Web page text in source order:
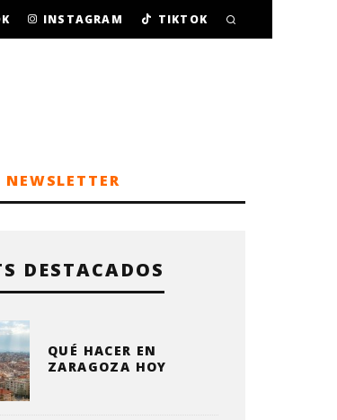
INSTAGRAM TIKTOK
NEWSLETTER
DESTACADOS
QUÉ HACER EN
ZARAGOZA HOY